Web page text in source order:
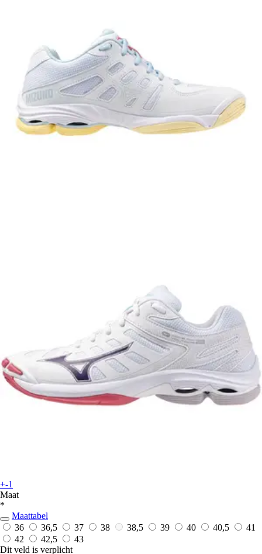
+-1
Maat
*
Maattabel
36
36,5 37 38 38,5 39 40 40,5
41
42
42,5
43
Dit veld is verplicht